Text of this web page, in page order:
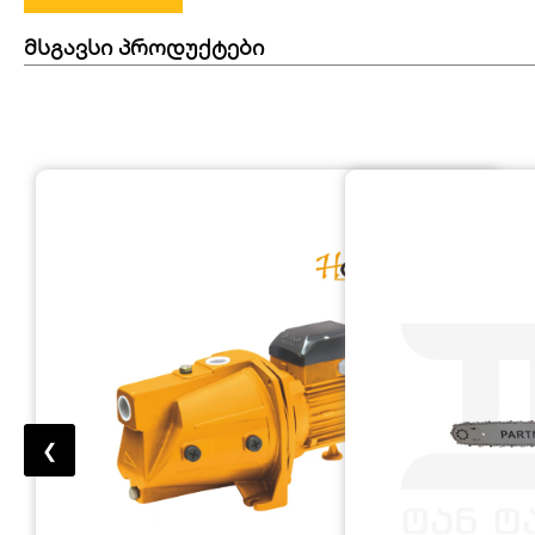
მსგავსი პროდუქტები
❮